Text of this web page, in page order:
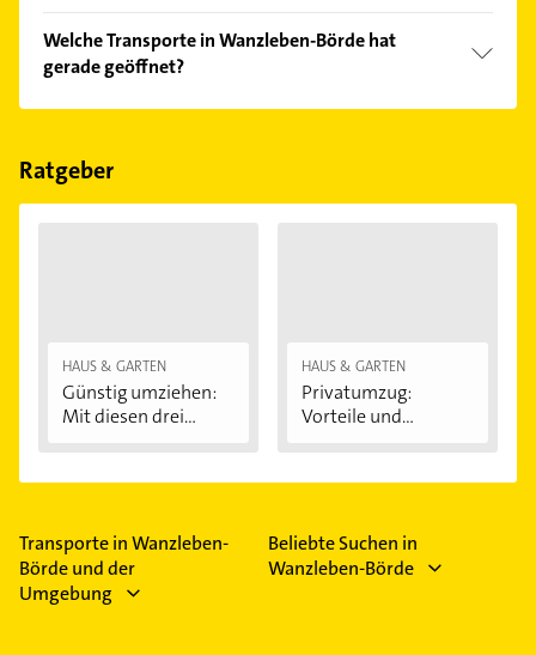
Kundenmeinungen und profitieren Sie von den
Empfehlungen. Die Suchergebnisse können Sie sich
einfach nachBewertungensortiert anzeigen lassen.
Welche Transporte in Wanzleben-Börde hat
gerade geöffnet?
Im Anbieter-Bereich finden Sie alleÖffnungszeiten.
Feiertagen abweichen können.
Ratgeber
HAUS & GARTEN
Günstig umziehen:
Mit diesen drei...
HAUS & GARTEN
Privatumzug:
Vorteile und
Transporte in Wanzleben-
Börde und der
Umgebung
Beliebte Suchen in
Wanzleben-Börde